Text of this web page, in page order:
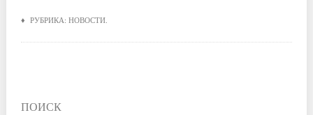
♦ РУБРИКА:НОВОСТИ.
ПОИСК